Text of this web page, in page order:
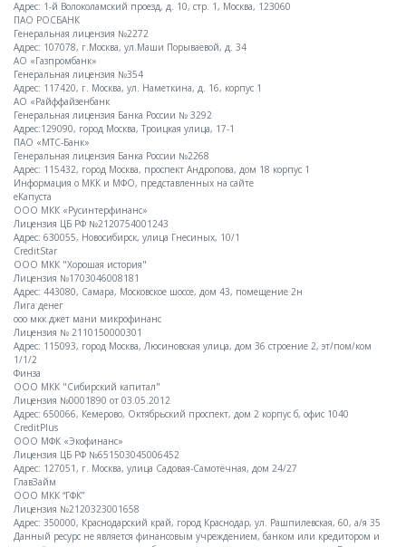
Адрес: 1-й Волоколамский проезд, д. 10, стр. 1, Москва, 123060
ПАО РОСБАНК
Генеральная лицензия №2272
Адрес: 107078, г.Москва, ул.Маши Порываевой, д. 34
АО «Газпромбанк»
Генеральная лицензия №354
Адрес: 117420, г. Москва, ул. Наметкина, д. 16, корпус 1
АО «Райффайзенбанк
Генеральная лицензия Банка России № 3292
Адрес:129090, город Москва, Троицкая улица, 17-1
ПАО «МТС-Банк»
Генеральная лицензия Банка России №2268
Адрес: 115432, город Москва, проспект Андропова, дом 18 корпус 1
Информация о МКК и МФО, представленных на сайте
еКапуста
ООО МКК «Русинтерфинанс»
Лицензия ЦБ РФ №2120754001243
Адрес: 630055, Новосибирск, улица Гнесиных, 10/1
CreditStar
ООО МКК "Хорошая история"
Лицензия №1703046008181
Адрес: 443080, Самара, Московское шоссе, дом 43, помещение 2н
Лига денег
ооо мкк джет мани микрофинанс
Лицензия № 2110150000301
Адрес: 115093, город Москва, Люсиновская улица, дом 36 строение 2, эт/пом/ком
1/1/2
Финза
ООО МКК "Сибирский капитал"
Лицензия №0001890 от 03.05.2012
Адрес: 650066, Кемерово, Октябрьский проспект, дом 2 корпус б, офис 1040
CreditPlus
ООО МФК «Экофинанс»
Лицензия ЦБ РФ №651503045006452
Адрес: 127051, г. Москва, улица Садовая-Самотёчная, дом 24/27
ГлавЗайм
ООО МКК “ГФК”
Лицензия №2120323001658
Адрес: 350000, Краснодарский край, город Краснодар, ул. Рашпилевская, 60, а/я 35
Данный ресурс не является финансовым учреждением, банком или кредитором и